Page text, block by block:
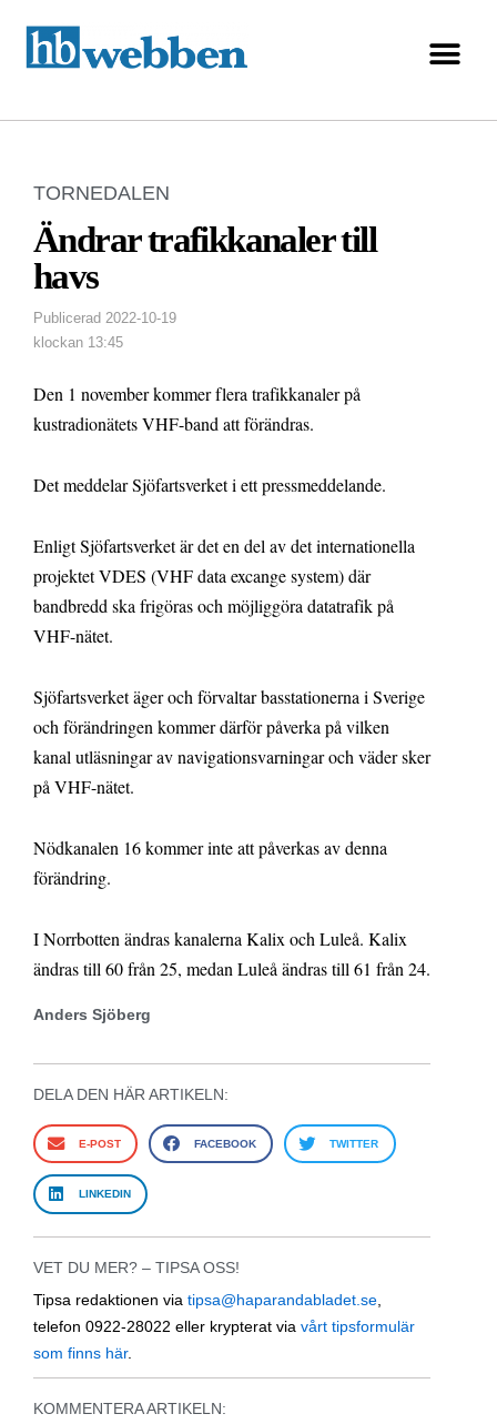
TORNEDALEN
Ändrar trafikkanaler till
havs
Publicerad 2022-10-19
klockan 13:45
Den 1 november kommer flera trafikkanaler på
kustradionätets VHF-band att förändras.
Det meddelar Sjöfartsverket i ett pressmeddelande.
Enligt Sjöfartsverket är det en del av det internationella
projektet VDES (VHF data excange system) där
bandbredd ska frigöras och möjliggöra datatrafik på
VHF-nätet.
Sjöfartsverket äger och förvaltar basstationerna i Sverige
och förändringen kommer därför påverka på vilken
kanal utläsningar av navigationsvarningar och väder sker
på VHF-nätet.
Nödkanalen 16 kommer inte att påverkas av denna
förändring.
I Norrbotten ändras kanalerna Kalix och Luleå. Kalix
ändras till 60 från 25, medan Luleå ändras till 61 från 24.
Anders Sjöberg
DELA DEN HÄR ARTIKELN:
E-POST FACEBOOK TWITTER
LINKEDIN
VET DU MER? – TIPSA OSS!
Tipsa redaktionen via tipsa@haparandabladet.se
telefon 0922-28022 eller krypterat via vårt tipsformulär
som finns här.
KOMMENTERA ARTIKELN: